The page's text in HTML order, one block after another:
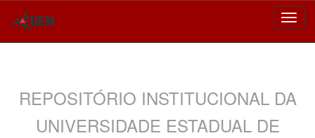
REPOSITÓRIO INSTITUCIONAL DA
UNIVERSIDADE ESTADUAL DE